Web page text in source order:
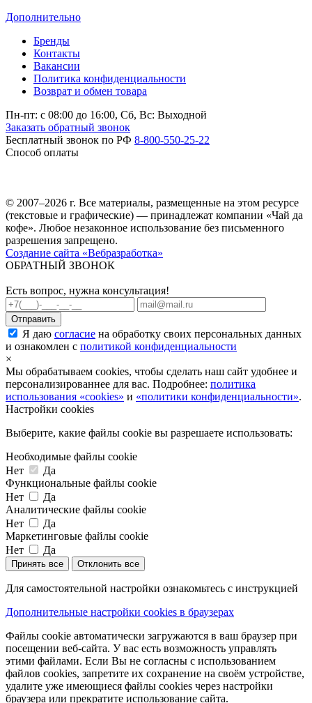
Дополнительно
Бренды
Контакты
Вакансии
Политика конфиденциальности
Возврат и обмен товара
Пн-пт: c 08:00 до 16:00, Сб, Вс: Выходной
Заказать обратный звонок
Бесплатный звонок по РФ 8-800-550-25-22
Способ оплаты
© 2007–2026 г. Все материалы, размещенные на этом ресурсе
(текстовые и графические) — принадлежат компании «Чай да
кофе». Любое незаконное использование без письменного
разрешения запрещено.
Создание сайта «Вебразработка»
ОБРАТНЫЙ ЗВОНОК
Есть вопрос, нужна консультация!
Я даю согласие на обработку своих персональных данных
и ознакомлен с политикой конфиденциальности
×
Мы обрабатываем cookies, чтобы сделать наш сайт удобнее и
персонализированнее для вас. Подробнее: политика
использования «cookies» и «политики конфиденциальности».
Настройки cookies
Выберите, какие файлы cookie вы разрешаете использовать:
Необходимые файлы cookie
Нет
Да
Функциональные файлы cookie
Нет
Да
Аналитические файлы cookie
Нет
Да
Маркетинговые файлы cookie
Нет
Да
Принять все Отклонить все
Для самостоятельной настройки ознакомьтесь с инструкцией
Дополнительные настройки cookies в браузерах
Файлы cookie автоматически загружаются в ваш браузер при
посещении веб-сайта. У вас есть возможность управлять
этими файлами. Если Вы не согласны с использованием
файлов cookies, запретите их сохранение на своём устройстве,
удалите уже имеющиеся файлы cookies через настройки
браузера или прекратите использование сайта.